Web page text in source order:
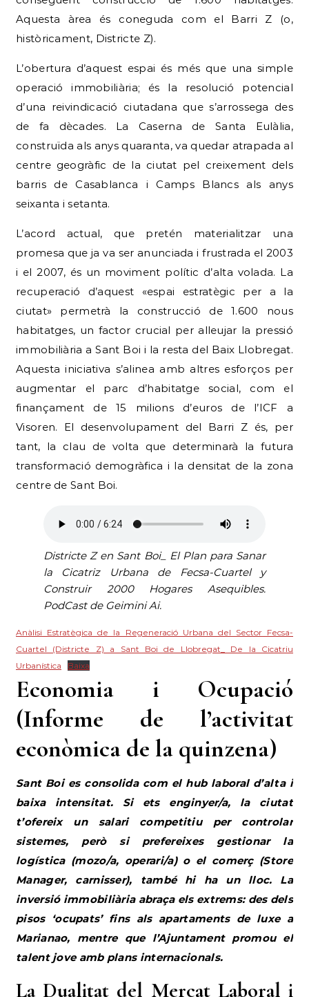
L’obertura d’aquest espai és més que una simple
operació immobiliària; és la resolució potencial
de fa dècades. La Caserna de Santa Eulàlia,
construïda als anys quaranta, va quedar atrapada al
centre geogràfic de la ciutat pel creixement dels
barris de Casablanca i Camps Blancs als anys
seixanta i setanta.
L’acord actual, que pretén materialitzar una
promesa que ja va ser anunciada i frustrada el 2003
recuperació d’aquest «espai estratègic per a la
ciutat» permetrà la construcció de 1.600 nous
habitatges, un factor crucial per alleujar la pressió
immobiliària a Sant Boi i la resta del Baix Llobregat.
Aquesta iniciativa s’alinea amb altres esforços per
augmentar el parc d’habitatge social, com el
finançament de 15 milions d’euros de l’ICF a
Visoren. El desenvolupament del Barri Z és, per
tant, la clau de volta que determinarà la futura
transformació demogràfica i la densitat de la zona
centre de Sant Boi.
la Cicatriz Urbana de Fecsa-Cuartel y
PodCast de Geimini Ai.
Anàlisi Estratègica de la Regeneració Urbana del Sector Fecsa-
Cuartel (Districte Z) a Sant Boi de Llobregat_ De la Cicatriu
Economia i Ocupació
(Informe de l’activitat
econòmica de la quinzena)
Sant Boi es consolida com el hub laboral d’alta i
baixa intensitat. Si ets enginyer/a, la ciutat
sistemes, però si prefereixes gestionar la
logística (mozo/a, operari/a) o el comerç (Store
Manager, carnisser), també hi ha un lloc. La
inversió immobiliària abraça els extrems: des dels
pisos ‘ocupats’ fins als apartaments de luxe a
Marianao, mentre que l’Ajuntament promou el
talent jove amb plans internacionals.
La Dualitat del Mercat Laboral i
la Sostenibilitat Estratègica